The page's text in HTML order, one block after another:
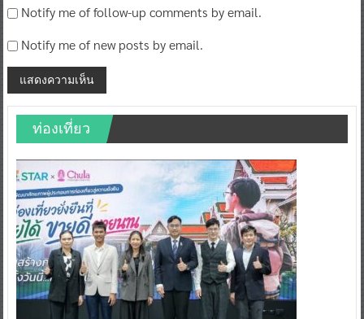
Notify me of follow-up comments by email.
Notify me of new posts by email.
ท่องเที่ยว